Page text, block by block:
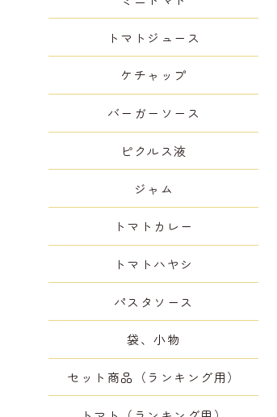
トマトジュース
ケチャップ
バーガーソース
ピクルス液
ジャム
トマトカレー
トマトハヤシ
パスタソース
袋、小物
セット商品（ランキング用）